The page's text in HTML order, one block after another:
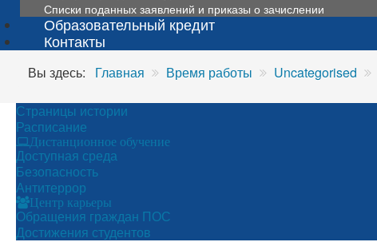
Списки поданных заявлений и приказы о зачислении
Образовательный кредит
Контакты
Вы здесь: Главная Время работы Uncategorised
Страницы истории
Расписание
Дистанционное обучение
Доступная среда
Безопасность
Антитеррор
Центр карьеры
Обращения граждан ПОС
Достижения студентов